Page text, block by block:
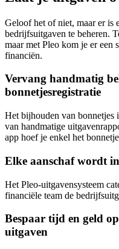
Geloof het of niet, maar er is
bedrijfsuitgaven te beheren.
maar met Pleo kom je er een
financiën.
Vervang handmatig
bonnetjesregistratie
Het bijhouden van bonnetjes
van handmatige
app hoef je enkel het
Elke aanschaf wordt
Het Pleo-uitgavensysteem
financiële team de
Bespaar tijd en geld
uitgaven